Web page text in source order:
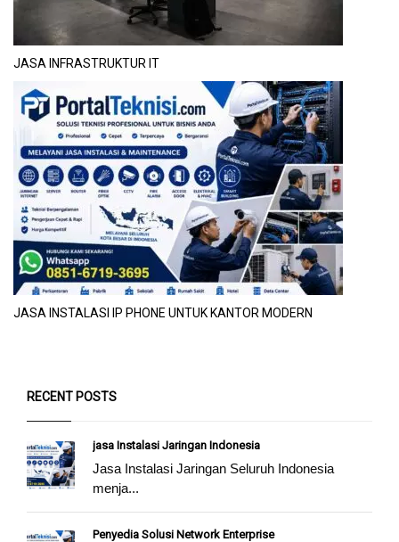
JASA INFRASTRUKTUR IT
JASA INSTALASI IP PHONE UNTUK KANTOR MODERN
RECENT POSTS
jasa Instalasi Jaringan Indonesia
Jasa Instalasi Jaringan Seluruh Indonesia
menja...
Penyedia Solusi Network Enterprise